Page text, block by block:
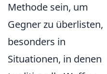
Methode sein, um
Gegner zu überlisten,
besonders in
Situationen, in denen